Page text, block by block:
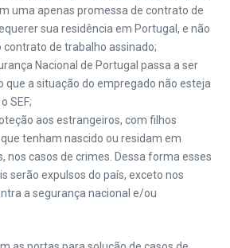
uma apenas promessa de contrato de
sua residência em Portugal, e não
contrato de trabalho assinado;
Nacional de Portugal passa a ser
que a situação do empregado não esteja
SEF;
aos estrangeiros, com filhos
tenham nascido ou residam em
nos casos de crimes. Dessa forma esses
serão expulsos do país, exceto nos
a segurança nacional e/ou